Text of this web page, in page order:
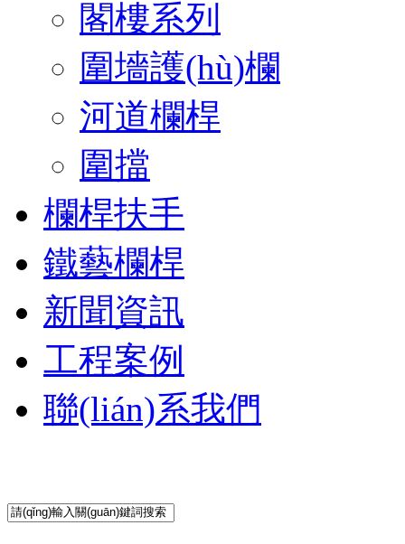
閣樓系列
圍墻護(hù)欄
河道欄桿
圍擋
欄桿扶手
鐵藝欄桿
新聞資訊
工程案例
聯(lián)系我們